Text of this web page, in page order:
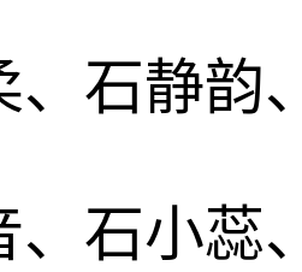
、石静韵
、石小蕊